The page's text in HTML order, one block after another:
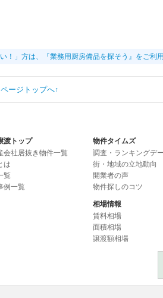
」方は、『業務用厨房備品を探そう』をご利
ページトップへ↑
渡トップ
会社居抜き物件一覧
は
覧
例一覧
物件タイムズ
調査・ランキングデ
街・地域の立地動向
開業者の声
物件探しのコツ
相場情報
賃料相場
面積相場
譲渡額相場